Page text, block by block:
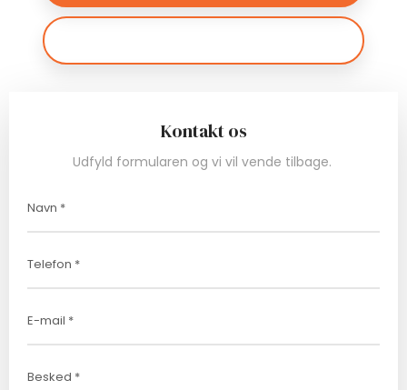
Kontakt os
Udfyld formularen og vi vil vende tilbage.